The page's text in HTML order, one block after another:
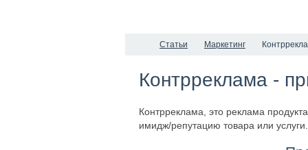
Статьи Маркетинг
Контрреклама -
Контрреклама, это реклама
имидж/репутацию товара или услуги.